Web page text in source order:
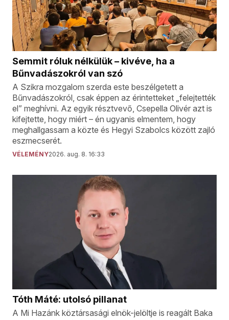
Semmit róluk nélkülük – kivéve, ha a
Bűnvadászokról van szó
A Szikra mozgalom szerda este beszélgetett a
Bűnvadászokról, csak éppen az érintetteket „felejtették
el” meghívni. Az egyik résztvevő, Csepella Olivér azt is
kifejtette, hogy miért – én ugyanis elmentem, hogy
meghallgassam a közte és Hegyi Szabolcs között zajló
eszmecserét.
VÉLEMÉNY2026. aug. 8. 16:33
Tóth Máté: utolsó pillanat
A Mi Hazánk köztársasági elnök-jelöltje is reagált Baka